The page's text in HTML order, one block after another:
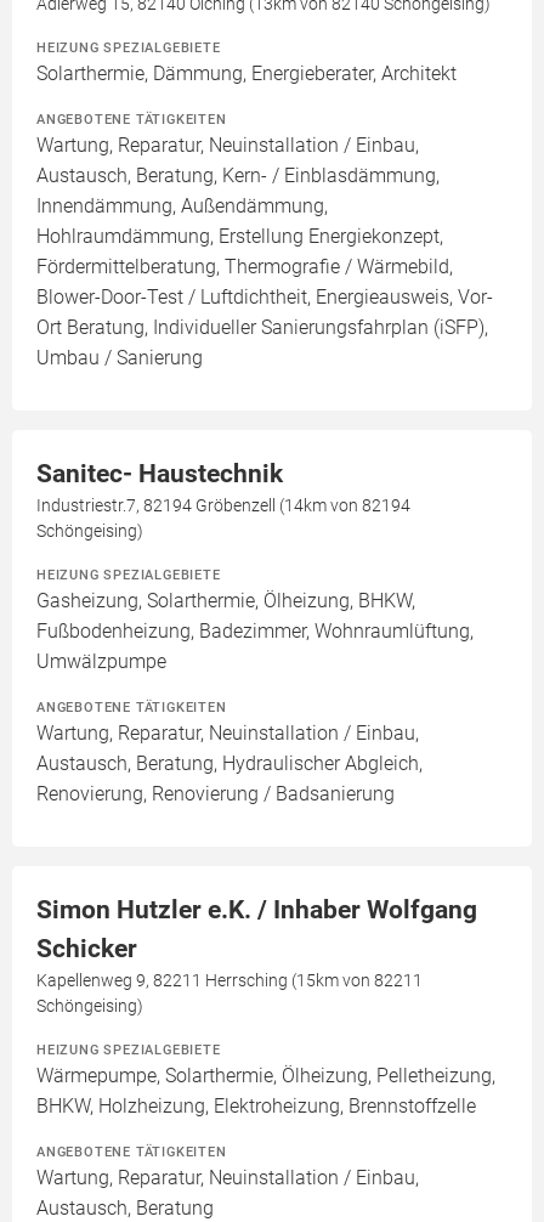
HEIZUNG SPEZIALGEBIETE
Solarthermie, Dämmung, Energieberater, Architekt
ANGEBOTENE TÄTIGKEITEN
Wartung, Reparatur, Neuinstallation / Einbau,
Austausch, Beratung, Kern- / Einblasdämmung,
Innendämmung, Außendämmung,
Hohlraumdämmung, Erstellung Energiekonzept,
Fördermittelberatung, Thermografie / Wärmebild,
Blower-Door-Test / Luftdichtheit, Energieausweis, Vor-
Ort Beratung, Individueller Sanierungsfahrplan (iSFP),
Umbau / Sanierung
Sanitec- Haustechnik
Industriestr.7, 82194 Gröbenzell (14km von 82194
Schöngeising)
HEIZUNG SPEZIALGEBIETE
Gasheizung, Solarthermie, Ölheizung, BHKW,
Fußbodenheizung, Badezimmer, Wohnraumlüftung,
Umwälzpumpe
ANGEBOTENE TÄTIGKEITEN
Wartung, Reparatur, Neuinstallation / Einbau,
Austausch, Beratung, Hydraulischer Abgleich,
Renovierung, Renovierung / Badsanierung
Simon Hutzler e.K. / Inhaber Wolfgang
Schicker
Kapellenweg 9, 82211 Herrsching (15km von 82211
Schöngeising)
HEIZUNG SPEZIALGEBIETE
Wärmepumpe, Solarthermie, Ölheizung, Pelletheizung,
BHKW, Holzheizung, Elektroheizung, Brennstoffzelle
ANGEBOTENE TÄTIGKEITEN
Wartung, Reparatur, Neuinstallation / Einbau,
Austausch, Beratung